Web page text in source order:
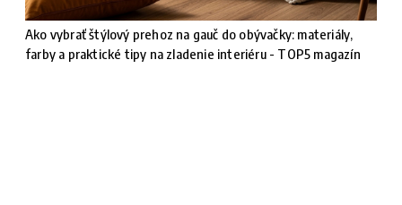
Ako vybrať štýlový prehoz na gauč do obývačky: materiály,
farby a praktické tipy na zladenie interiéru - TOP5 magazín